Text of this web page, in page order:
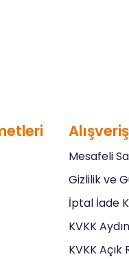
Mesafeli
Gizlilik ve
İptal İade
KVKK
KVKK Açık